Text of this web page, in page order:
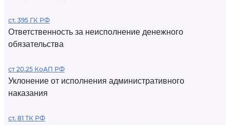
ст. 395 ГК РФ
Ответственность за неисполнение денежного
обязательства
ст 20.25 КоАП РФ
Уклонение от исполнения административного
наказания
ст. 81 ТК РФ